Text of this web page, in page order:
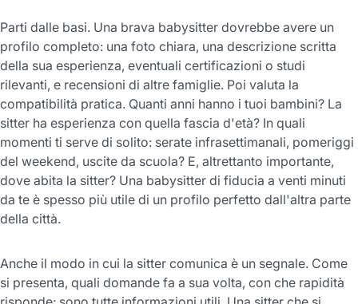
Parti dalle basi. Una brava babysitter dovrebbe avere un
profilo completo: una foto chiara, una descrizione scritta
della sua esperienza, eventuali certificazioni o studi
rilevanti, e recensioni di altre famiglie. Poi valuta la
compatibilità pratica. Quanti anni hanno i tuoi bambini? La
sitter ha esperienza con quella fascia d'età? In quali
momenti ti serve di solito: serate infrasettimanali, pomeriggi
del weekend, uscite da scuola? E, altrettanto importante,
dove abita la sitter? Una babysitter di fiducia a venti minuti
da te è spesso più utile di un profilo perfetto dall'altra parte
della città.
Anche il modo in cui la sitter comunica è un segnale. Come
si presenta, quali domande fa a sua volta, con che rapidità